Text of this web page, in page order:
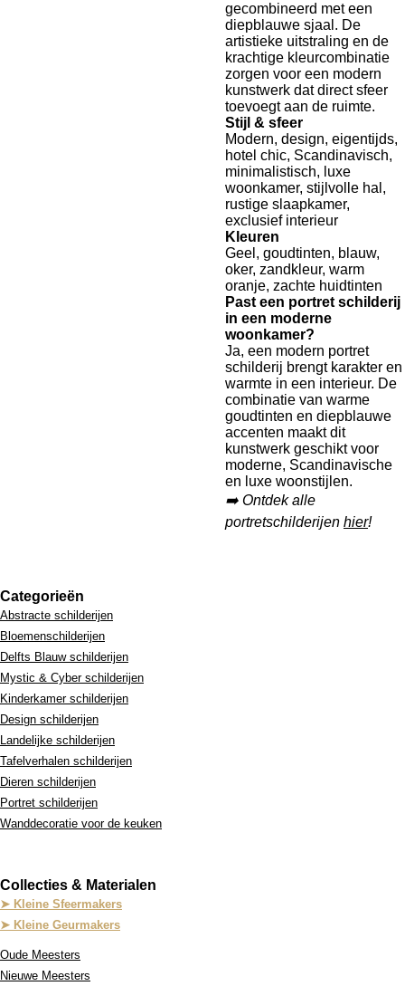
gecombineerd met een
diepblauwe sjaal. De
artistieke uitstraling en de
krachtige kleurcombinatie
zorgen voor een modern
kunstwerk dat direct sfeer
toevoegt aan de ruimte.
Stijl & sfeer
Modern, design, eigentijds,
hotel chic, Scandinavisch,
minimalistisch, luxe
woonkamer, stijlvolle hal,
rustige slaapkamer,
exclusief interieur
Kleuren
Geel, goudtinten, blauw,
oker, zandkleur, warm
oranje, zachte huidtinten
Past een portret schilderij
in een moderne
woonkamer?
Ja, een modern portret
schilderij brengt karakter en
warmte in een interieur. De
combinatie van warme
goudtinten en diepblauwe
accenten maakt dit
kunstwerk geschikt voor
moderne, Scandinavische
en luxe woonstijlen.
➡️ Ontdek alle
portretschilderijen hier!
Categorieën
Abstracte schilderijen
Bloemenschilderijen
Delfts Blauw schilderijen
Mystic & Cyber schilderijen
Kinderkamer schilderijen
Design schilderijen
Landelijke schilderijen
Tafelverhalen schilderijen
Dieren schilderijen
Portret schilderijen
Wanddecoratie voor de keuken
Collecties & Materialen
➤ Kleine Sfeermakers
➤ Kleine Geurmakers
Oude Meesters
Nieuwe Meesters